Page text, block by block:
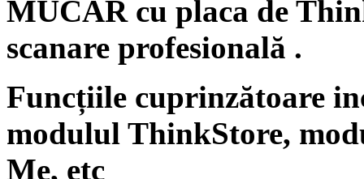
MUCAR cu placa de
scanare profesională .
Funcțiile cuprinzătoare
modulul ThinkStore,
Me, etc